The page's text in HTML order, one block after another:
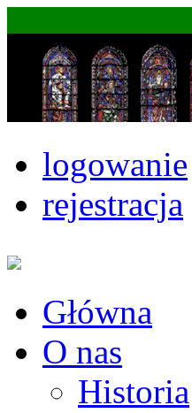
logowanie
rejestracja
Główna
O nas
Historia